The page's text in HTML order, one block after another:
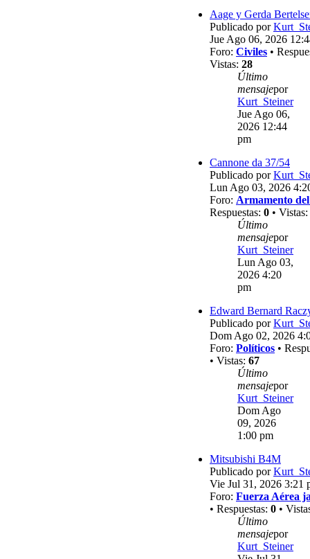
Aage y Gerda
Publicado por
Jue Ago 06, 2026
Foro: Civiles •
Vistas: 28
Último
mensajepor
Kurt_Steiner
Jue Ago 06,
2026 12:44
pm
Cannone da 37/54
Publicado por
Lun Ago 03, 2026
Foro: Armamento
Respuestas: 0 • Vistas:
Último
mensajepor
Kurt_Steiner
Lun Ago 03,
2026 4:20
pm
Edward Bernard
Publicado por
Dom Ago 02, 2026
Foro: Políticos •
• Vistas: 67
Último
mensajepor
Kurt_Steiner
Dom Ago
09, 2026
1:00 pm
Mitsubishi B4M
Publicado por
Vie Jul 31, 2026 3:21
Foro: Fuerza Aérea
• Respuestas: 0 •
Último
mensajepor
Kurt_Steiner